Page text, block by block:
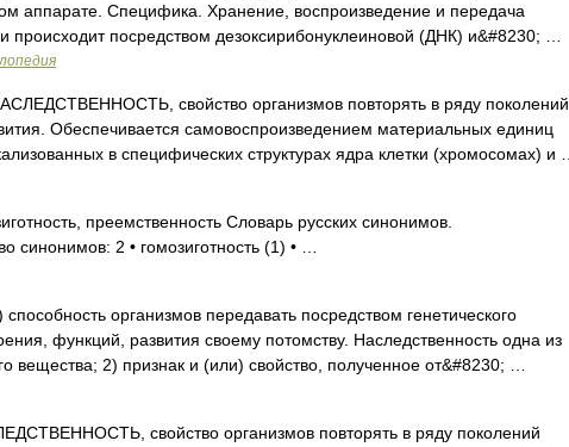
аппарате. Специфика. Хранение, воспроизведение и передача
происходит посредством дезоксирибонуклеиновой (ДНК) и&#8230; …
свойство организмов повторять в ряду поколений
Обеспечивается самовоспроизведением материальных единиц
в специфических структурах ядра клетки (хромосомах) и …
преемственность Словарь русских синонимов.
синонимов: 2 • гомозиготность (1) • …
организмов передавать посредством генетического
функций, развития своему потомству. Наследственность одна из
вещества; 2) признак и (или) свойство, полученное от&#8230; …
свойство организмов повторять в ряду поколений